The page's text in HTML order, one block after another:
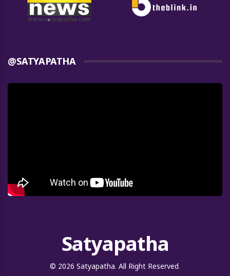
@SATYAPATHA
Satyapatha
© 2026 Satyapatha. All Right Reserved.